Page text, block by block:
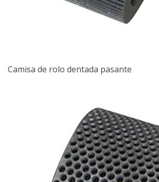
Camisa de rolo dentada pasante